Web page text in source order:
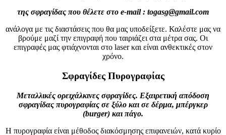
της σφραγίδας που θέλετε στο e-mail : togasg@gmail.com
ανάλογα με τις διαστάσεις που θα μας υποδείξετε. Καλέστε μας να
βρούμε μαζί την επιγραφή που ταιριάζει στα μέτρα σας. Οι
επιγραφές μας φτιάχνονται στο laser και είναι ανθεκτικές στον
χρόνο.
Σφραγίδες Πυρογραφίας
Μεταλλικές ορειχάλκινες σφραγίδες. Εξαιρετική απόδοση
σφραγίδας πυρογραφίας σε ξύλο και σε δέρμα, μπέργκερ
(burger) και πάγο.
Η πυρογραφία είναι μέθοδος διακόσμησης επιφανειών, κατά κυρίο